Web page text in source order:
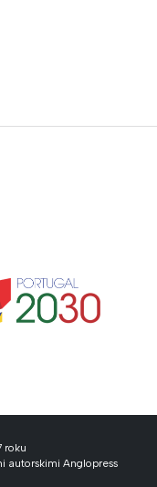
roku
autorskimi Anglopress